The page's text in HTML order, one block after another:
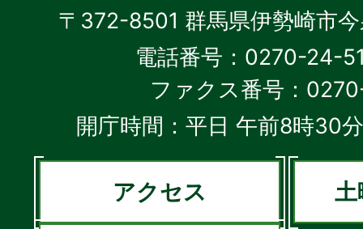
〒372-8501 群馬県伊勢崎市
電話番号：0270-24-
ファクス番号：
開庁時間：平日 午前8時30
アクセス 土